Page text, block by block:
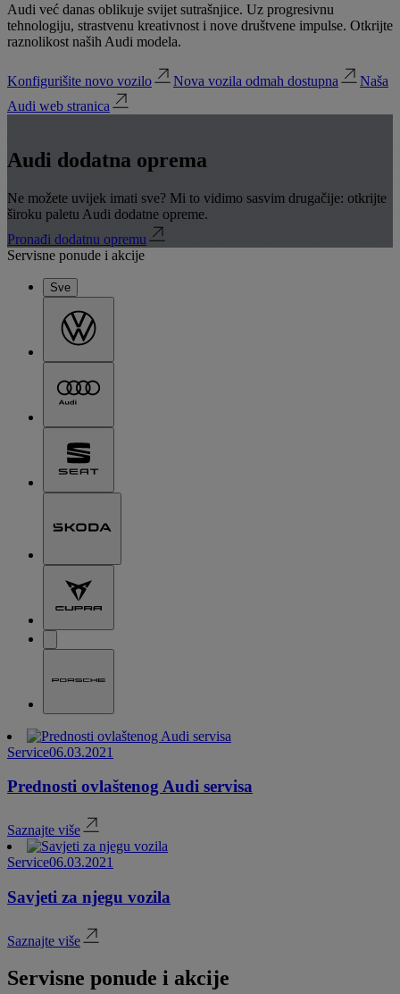
Audi već danas oblikuje svijet sutrašnjice. Uz progresivnu
tehnologiju, strastvenu kreativnost i nove društvene impulse. Otkrijte
raznolikost naših Audi modela.
Konfigurišite novo vozilo Nova vozila odmah dostupna
Naša
Audi web stranica
Audi dodatna oprema
Ne možete uvijek imati sve? Mi to vidimo sasvim drugačije: otkrijte
široku paletu Audi dodatne opreme.
Pronađi dodatnu opremu
Servisne ponude i akcije
Sve
Service06.03.2021
Prednosti ovlaštenog Audi servisa
Saznajte više
Service06.03.2021
Savjeti za njegu vozila
Saznajte više
Servisne ponude i akcije